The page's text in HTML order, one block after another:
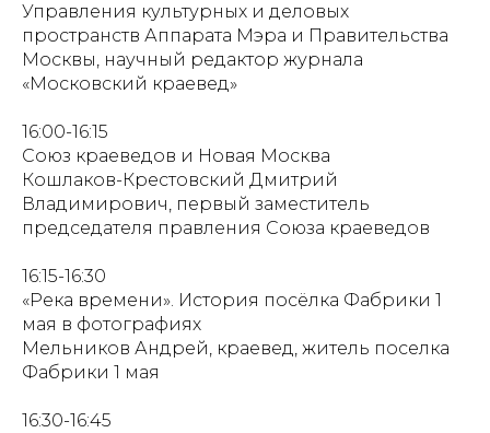
Управления культурных и деловых
пространств Аппарата Мэра и Правительства
Москвы, научный редактор журнала
«Московский краевед»
16:00-16:15
Союз краеведов и Новая Москва
Кошлаков-Крестовский Дмитрий
Владимирович, первый заместитель
председателя правления Союза краеведов
16:15-16:30
«Река времени». История посёлка Фабрики 1
мая в фотографиях
Мельников Андрей, краевед, житель поселка
Фабрики 1 мая
16:30-16:45